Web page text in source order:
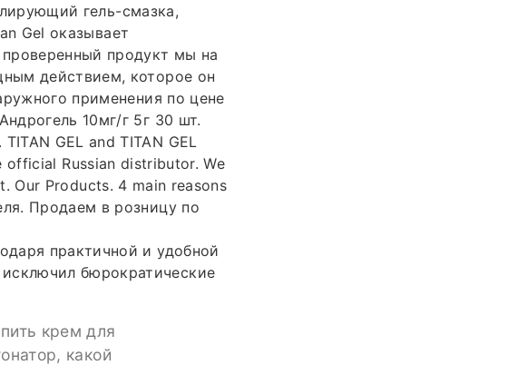
гель-смазка,
Gel оказывает
продукт мы на
действием, которое он
применения по цене
10мг/г 5г 30 шт.
GEL and TITAN GEL
official Russian distributor. We
Our Products. 4 main reasons
Продаем в розницу по
практичной и удобной
бюрократические
крем для
какой